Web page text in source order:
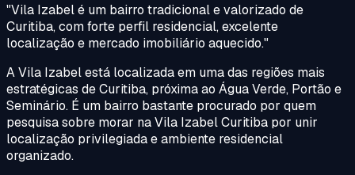
"Vila Izabel é um bairro tradicional e valorizado de
Curitiba, com forte perfil residencial, excelente
localização e mercado imobiliário aquecido."
A Vila Izabel está localizada em uma das regiões mais
estratégicas de Curitiba, próxima ao Água Verde, Portão e
Seminário. É um bairro bastante procurado por quem
pesquisa sobre morar na Vila Izabel Curitiba por unir
localização privilegiada e ambiente residencial
organizado.